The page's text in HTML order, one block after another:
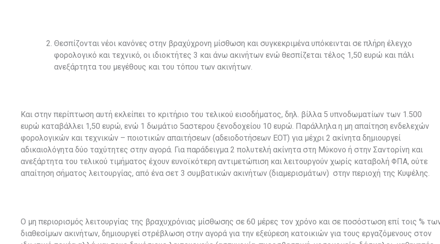
Θεσπίζονται νέοι κανόνες στην βραχύχρονη μίσθωση και συγκεκριμένα υπόκεινται σε πλήρη έλεγχο
φορολογικό και τεχνικό, οι ιδιοκτήτες 3 και άνω ακινήτων ενώ θεσπίζεται τέλος 1,50 ευρώ και πάλι
ανεξάρτητα του μεγέθους και του τόπου των ακινήτων.
Και στην περίπτωση αυτή εκλείπει το κριτήριο του τελικού εισοδήματος, δηλ. βίλλα 5 υπνοδωματίων των 1.500
ευρώ καταβάλλει 1,50 ευρώ, ενώ 1 δωμάτιο 5αστερου ξενοδοχείου 10 ευρώ. Παράλληλα η μη απαίτηση ενδελεχών
φορολογικών και τεχνικών – ποιοτικών απαιτήσεων (αδειοδοτήσεων ΕΟΤ) για μέχρι 2 ακίνητα δημιουργεί
αδικαιολόγητα δύο ταχύτητες στην αγορά. Για παράδειγμα 2 πολυτελή ακίνητα στη Μύκονο ή στην Σαντορίνη και
ανεξάρτητα του τελικού τιμήματος έχουν ευνοϊκότερη αντιμετώπιση και λειτουργούν χωρίς καταβολή ΦΠΑ, ούτε
απαίτηση σήματος λειτουργίας, από ένα σετ 3 συμβατικών ακινήτων (διαμερισμάτων) στην περιοχή της Κυψέλης.
Ο μη περιορισμός λειτουργίας της βραχυχρόνιας μίσθωσης σε 60 μέρες τον χρόνο και σε ποσόστωση επί τοις %
διαθεσίμων ακινήτων, δημιουργεί στρέβλωση στην αγορά για την εξεύρεση κατοικιών για τους εργαζόμενους στον